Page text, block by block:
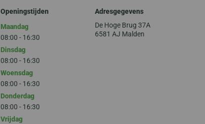
Openingstijden
Maandag
08:00 - 16:30
Dinsdag
08:00 - 16:30
Woensdag
08:00 - 16:30
Donderdag
08:00 - 16:30
Vrijdag
Adresgegevens
De Hoge Brug 37A
6581 AJ Malden